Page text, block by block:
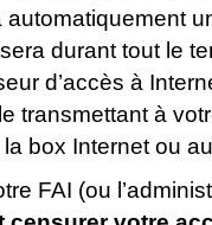
durant tout le
d’accès à
transmettant à
box Internet ou
FAI (ou